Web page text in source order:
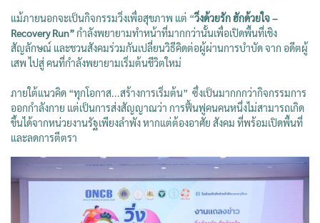
แม้ภายนอกจะเป็นกิจกรรมวิ่งเพื่อสุขภาพ แต่ “วิ่งด้วยรัก ฮักด้วยใจ –
Recovery Run”กำลังพยายามทำหน้าที่มากกว่านั้นเพื่อเปิดพื้นที่เชิง
สัญลักษณ์ และชวนสังคมร่วมกันเปลี่ยนวิธีคิดต่อผู้ผ่านการบำบัด จาก อดีตผู้
เสพ ไปสู่ คนที่กำลังพยายามเริ่มต้นชีวิตใหม่
ภายใต้แนวคิด “ทุกโอกาส...สร้างการเริ่มต้น” ซึ่งเป็นมากกกว่ากิจกรรมการ
ออกกำลังกาย แต่เป็นการส่งสัญญาณว่า การฟื้นฟูคนคนหนึ่งไม่สามารถเกิด
ขึ้นได้จากหน่วยงานรัฐเพียงลำพัง หากแต่ต้องอาศัย สังคม ที่พร้อมเปิดพื้นที่
และลดการตีตรา